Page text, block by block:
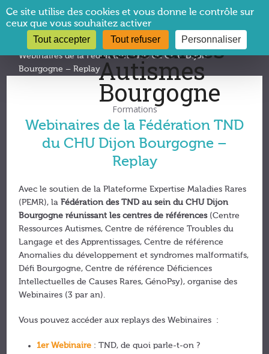
Vous êtes ici :CRA Bourgogne→Formations→
Webinaires de la Fédération TND du CHU Dijon
Bourgogne – Replay
Formations
Webinaires de la Fédération TND
du CHU Dijon Bourgogne –
Replay
Avec le soutien de la Plateforme Expertise Maladies Rares
(PEMR), la Fédération des TND au sein du CHU Dijon
Bourgogne réunissant les centres de références(Centre
Ressources Autismes, Centre de référence Troubles du
Langage et des Apprentissages, Centre de référence
Anomalies du développement et syndromes malformatifs,
Défi Bourgogne, Centre de référence Déficiences
Intellectuelles de Causes Rares, GénoPsy), organise des
Webinaires (3 par an).
Vous pouvez accéder aux replays des Webinaires :
1er Webinaire : TND, de quoi parle-t-on ?
Panneau de gestion des cookies
Ce site utilise des cookies et vous donne le contrôle sur
ceux que vous souhaitez activer
Tout accepter Tout refuser Personnaliser